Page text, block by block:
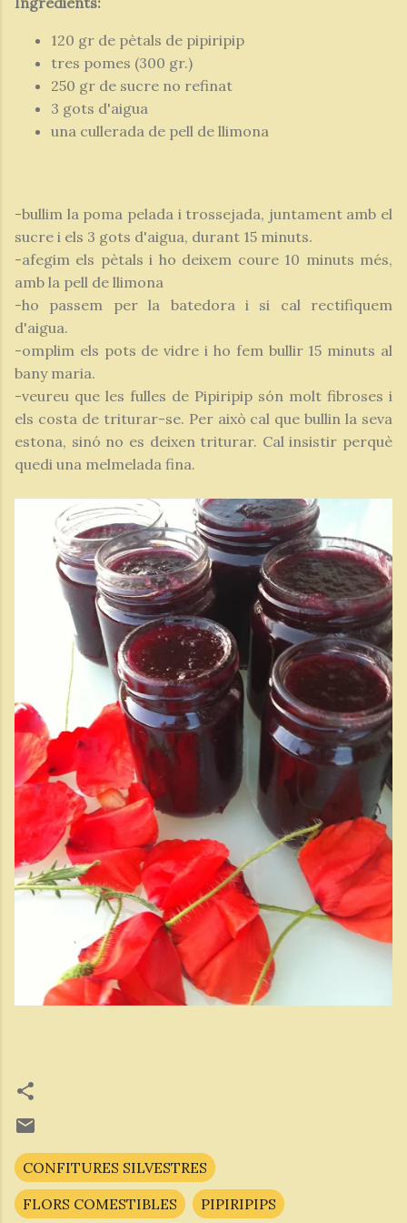
120 gr de pètals de pipiripip
tres pomes (300 gr.)
250 gr de sucre no refinat
3 gots d'aigua
una cullerada de pell de llimona
-bullim la poma pelada i trossejada, juntament amb el
sucre i els 3 gots d'aigua, durant 15 minuts.
-afegim els pètals i ho deixem coure 10 minuts més,
amb la pell de llimona
-ho passem per la batedora i si cal rectifiquem
d'aigua.
-omplim els pots de vidre i ho fem bullir 15 minuts al
bany maria.
-veureu que les fulles de Pipiripip són molt fibroses i
els costa de triturar-se. Per això cal que bullin la seva
estona, sinó no es deixen triturar. Cal insistir perquè
quedi una melmelada fina.
CONFITURES SILVESTRES
FLORS COMESTIBLES
PIPIRIPIPS